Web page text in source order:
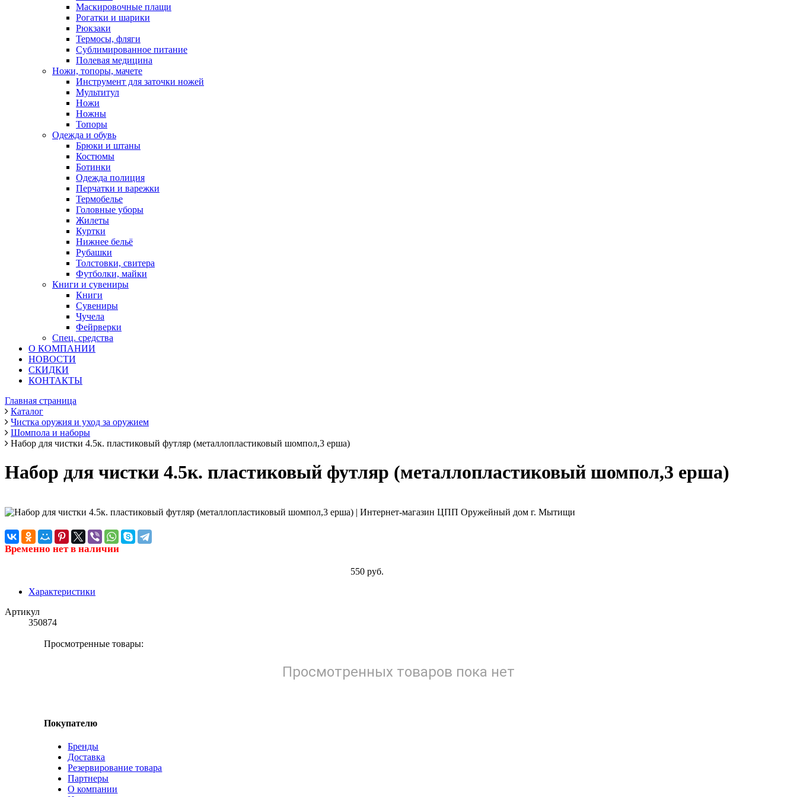
Маскировочные плащи
Рогатки и шарики
Рюкзаки
Термосы, фляги
Сублимированное питание
Полевая медицина
Ножи, топоры, мачете
Инструмент для заточки ножей
Мультитул
Ножи
Ножны
Топоры
Одежда и обувь
Брюки и штаны
Костюмы
Ботинки
Одежда полиция
Перчатки и варежки
Термобелье
Головные уборы
Жилеты
Куртки
Нижнее бельё
Рубашки
Толстовки, свитера
Футболки, майки
Книги и сувениры
Книги
Сувениры
Чучела
Фейрверки
Спец. средства
О КОМПАНИИ
НОВОСТИ
СКИДКИ
КОНТАКТЫ
Главная страница
Каталог
Чистка оружия и уход за оружием
Шомпола и наборы
Набор для чистки 4.5к. пластиковый футляр (металлопластиковый шомпол,3 ерша)
Набор для чистки 4.5к. пластиковый футляр (металлопластиковый шомпол,3 ерша)
Временно нет в наличии
550 руб.
Характеристики
Артикул
350874
Просмотренные товары:
Просмотренных товаров пока нет
Покупателю
Бренды
Доставка
Резервирование товара
Партнеры
О компании